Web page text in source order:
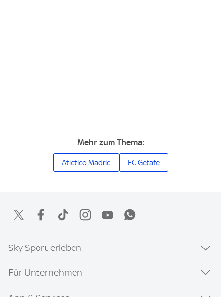
Mehr zum Thema:
Atletico Madrid FC Getafe
Sky Sport erleben
Für Unternehmen